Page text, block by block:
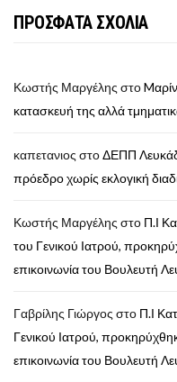
ΠΡΟΣΦΑΤΑ ΣΧΟΛΙΑ
Κωστής Μαργέλης στο
κατασκευή της αλλά
καπετανιος στοΔΕΠΠ
πρόεδρο χωρίς εκλογική
Κωστής Μαργέλης στο Π.Ι
του Γενικού Ιατρού,
επικοινωνία του Βουλευτή
Γαβρίλης Γιώργος στο Π.Ι
Γενικού Ιατρού,
επικοινωνία του Βουλευτή